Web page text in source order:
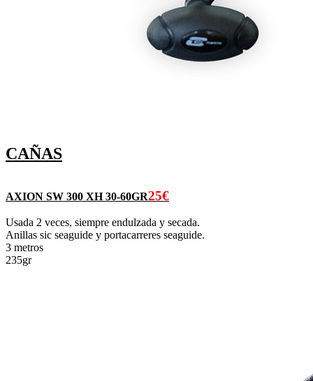
CAÑAS
AXION SW 300 XH 30-60GR25€
Usada 2 veces, siempre endulzada y secada.
Anillas sic seaguide y portacarreres seaguide.
3 metros
235gr